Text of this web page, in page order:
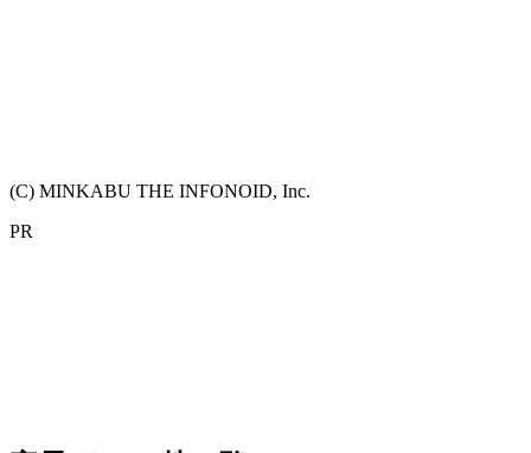
(C) MINKABU THE INFONOID, Inc.
PR